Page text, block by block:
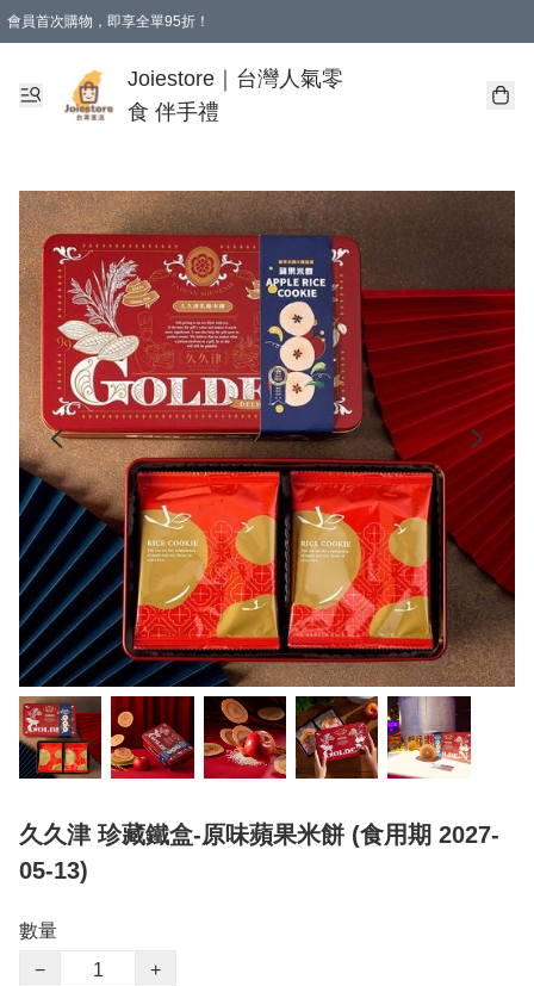
會員首次購物，即享全單95折！
購物滿 HKD 350.00即享免運費優惠！（適用於 本地送貨、本地取貨 )
Joiestore｜台灣人氣零
食 伴手禮
久久津 珍藏鐵盒-原味蘋果米餅 (食用期 2027-
05-13)
數量
−
+